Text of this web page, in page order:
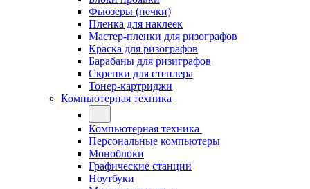
Фьюзеры (печки)
Пленка для наклеек
Мастер-пленки для ризографов
Краска для ризографов
Барабаны для ризиграфов
Скрепки для степлера
Тонер-картриджи
Компьютерная техника
Компьютерная техника
Персональные компьютеры
Моноблоки
Графические станции
Ноутбуки